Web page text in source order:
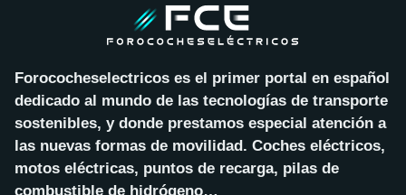
Forococheselectricos es el primer portal en español
dedicado al mundo de las tecnologías de transporte
sostenibles, y donde prestamos especial atención a
las nuevas formas de movilidad. Coches eléctricos,
motos eléctricas, puntos de recarga, pilas de
combustible de hidrógeno…